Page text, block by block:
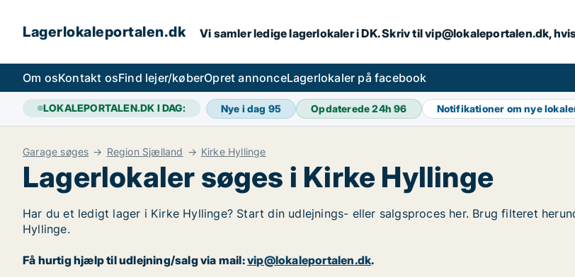
Lagerlokaleportalen.dk Vi samler ledige lagerlokaler i DK. Skriv til vip@lokaleportalen.dk,
Om osKontakt osFind lejer/køberOpret annonceLagerlokaler på facebook
LOKALEPORTALEN.DK I DAG: Nye i dag 95 Opdaterede 24h96 Notifikationer om nye
Garage søges Region Sjælland Kirke Hyllinge
Lagerlokaler søges i Kirke Hyllinge
Har du et ledigt lager i Kirke Hyllinge? Start din udlejnings- eller salgsproces her. Brug filteret
Hyllinge.
Få hurtig hjælp til udlejning/salg via mail:vip@lokaleportalen.dk.